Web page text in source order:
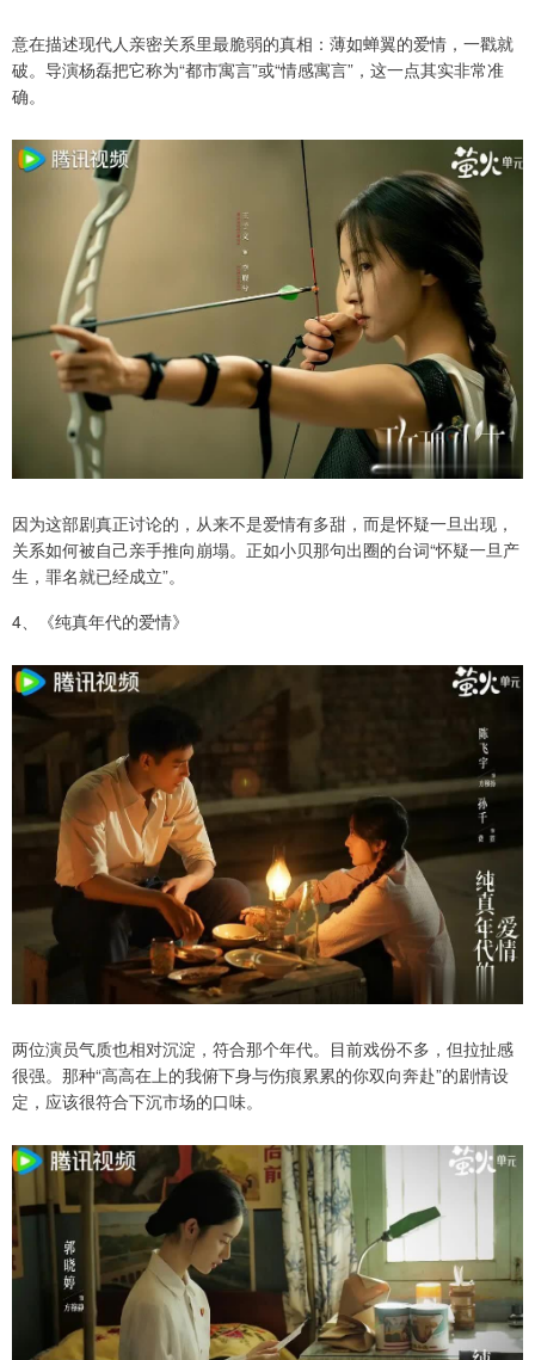
意在描述现代人亲密关系里最脆弱的真相：薄如蝉翼的爱情，一戳就
破。导演杨磊把它称为“都市寓言”或“情感寓言”，这一点其实非常准
确。
因为这部剧真正讨论的，从来不是爱情有多甜，而是怀疑一旦出现，
关系如何被自己亲手推向崩塌。正如小贝那句出圈的台词“怀疑一旦产
生，罪名就已经成立”。
4、《纯真年代的爱情》
两位演员气质也相对沉淀，符合那个年代。目前戏份不多，但拉扯感
很强。那种“高高在上的我俯下身与伤痕累累的你双向奔赴”的剧情设
定，应该很符合下沉市场的口味。